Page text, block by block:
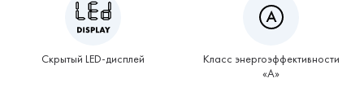
Скрытый LED-дисплей
Класс энергоэффективности
«А»